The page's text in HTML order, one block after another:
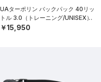
UAターポリン バックパック 40リッ
トル 3.0（トレーニング/UNISEX）
￥15,950